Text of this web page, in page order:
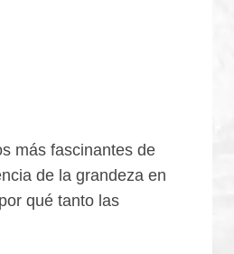
más fascinantes de
de la grandeza en
qué tanto las